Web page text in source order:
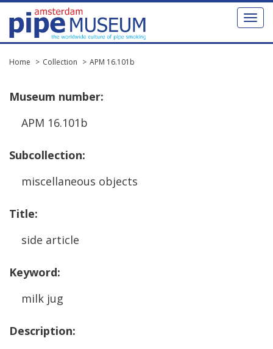
Toggle
Home Collection APM 16.101b
Museum number:
APM 16.101b
Subcollection:
miscellaneous objects
Title:
side article
Keyword:
milk jug
Description: